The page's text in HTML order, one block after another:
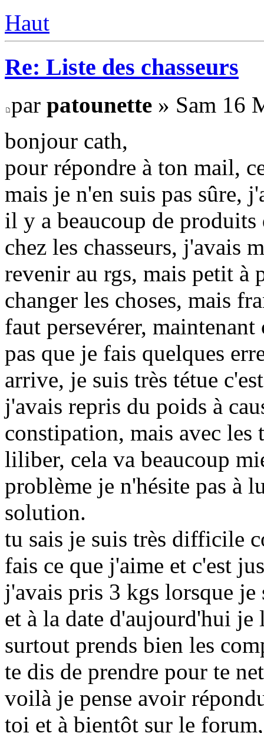
Haut
Re: Liste des chasseurs
par patounette » Sam 16
bonjour cath,
pour répondre à ton mail,
mais je n'en suis pas sûre,
il y a beaucoup de
chez les chasseurs, j'avais
revenir au rgs, mais petit à
changer les choses, mais
faut persevérer,
pas que je fais quelques
arrive, je suis très tétue
j'avais repris du poids à
constipation, mais avec les
liliber, cela va beaucoup
problème je n'hésite pas à
solution.
tu sais je suis très difficile
fais ce que j'aime et c'est
j'avais pris 3 kgs lorsque je
et à la date d'aujourd'hui je
surtout prends bien les
te dis de prendre pour te
voilà je pense avoir
toi et à bientôt sur le forum,